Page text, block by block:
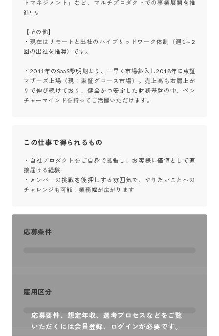
トマネジメント」など、マルチプロダクトでの事業展開を推
進中。
【その他】
・現在はリモートと出社のハイブリッドワーク体制（週1～2
回の出社を推奨）です。
・2011年のSaaS黎明期より、一早く市場参入し2018年に東証
マザーズ上場（現：東証グロース市場）。売上高も右肩上が
りで伸び続けており、健全かつ安定した財務基盤の中、ベン
チャーマインドを持ってご活躍いただけます。
この仕事で得られるもの
・自社プロダクトをご自身で拡張し、お客様に価値として直
接届ける経験
・メンバーの挑戦を後押しする雰囲気で、やりたいことへの
チャレンジも可能！業務幅が広がります
応募要件、想定年収、選考プロセスなどをご覧
いただくには会員登録、ログインが必要です。
応募条件
雇用区分